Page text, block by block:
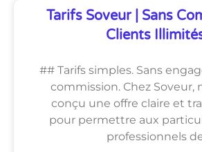
Tarifs Soveur | Sans
Clients
## Tarifs simples. Sans
commission. Chez Soveur,
conçu une offre claire et
pour permettre aux
professionnels